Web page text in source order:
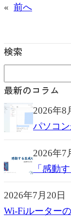
« 前へ
検索
索
最新のコラム
2026年8
パソコ
2026年7
「感動
2026年7月20日
Wi-Fiルーター